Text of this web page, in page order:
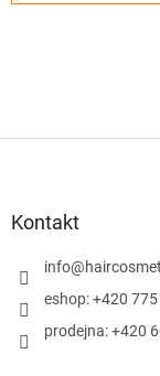
Kontakt
info@
eshop: +420
prodejna: +420